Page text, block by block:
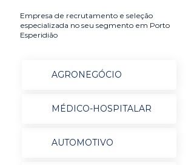
Empresa de recrutamento e seleção
especializada no seu segmento em Porto
Esperidião
AGRONEGÓCIO
MÉDICO-HOSPITALAR
AUTOMOTIVO